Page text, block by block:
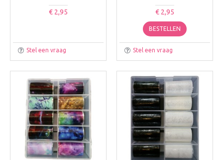
€ 2,95
Stel een vraag
€ 2,95
BESTELLEN
Stel een vraag